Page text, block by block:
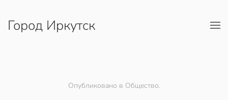
Перейти к содержимому
Город Иркутск
Опубликовано в Общество.